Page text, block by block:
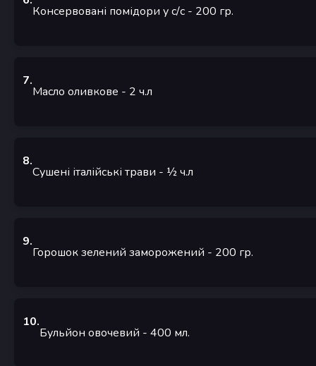
Консервовані помідори у с/с - 200 гр.
7.
Масло оливкове - 2 ч.л
8.
Сушені італійські трави - ½ч.л
9.
Горошок зелений заморожений - 200 гр.
10.
Бульйон овочевий - 400 мл.